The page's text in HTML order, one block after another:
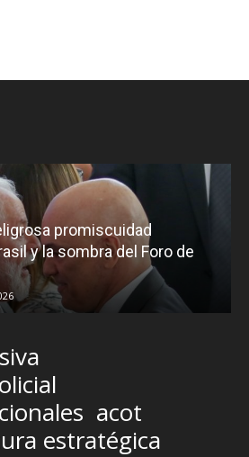
promiscuidad
y la sombra del Foro de
acot
estratégica